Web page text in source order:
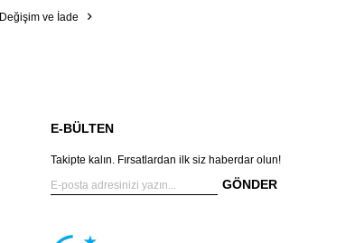
Değişim ve İade
E-BÜLTEN
Takipte kalın. Fırsatlardan ilk siz haberdar olun!
GÖNDER